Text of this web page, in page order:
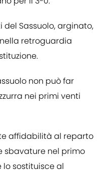
Sassuolo, arginato,
retroguardia
non può far
nei primi venti
affidabilità al reparto
sbavature nel primo
sostituisce al